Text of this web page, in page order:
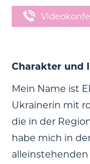
Charakter und
Mein Name ist
Ukrainerin mit
die in der
habe mich in